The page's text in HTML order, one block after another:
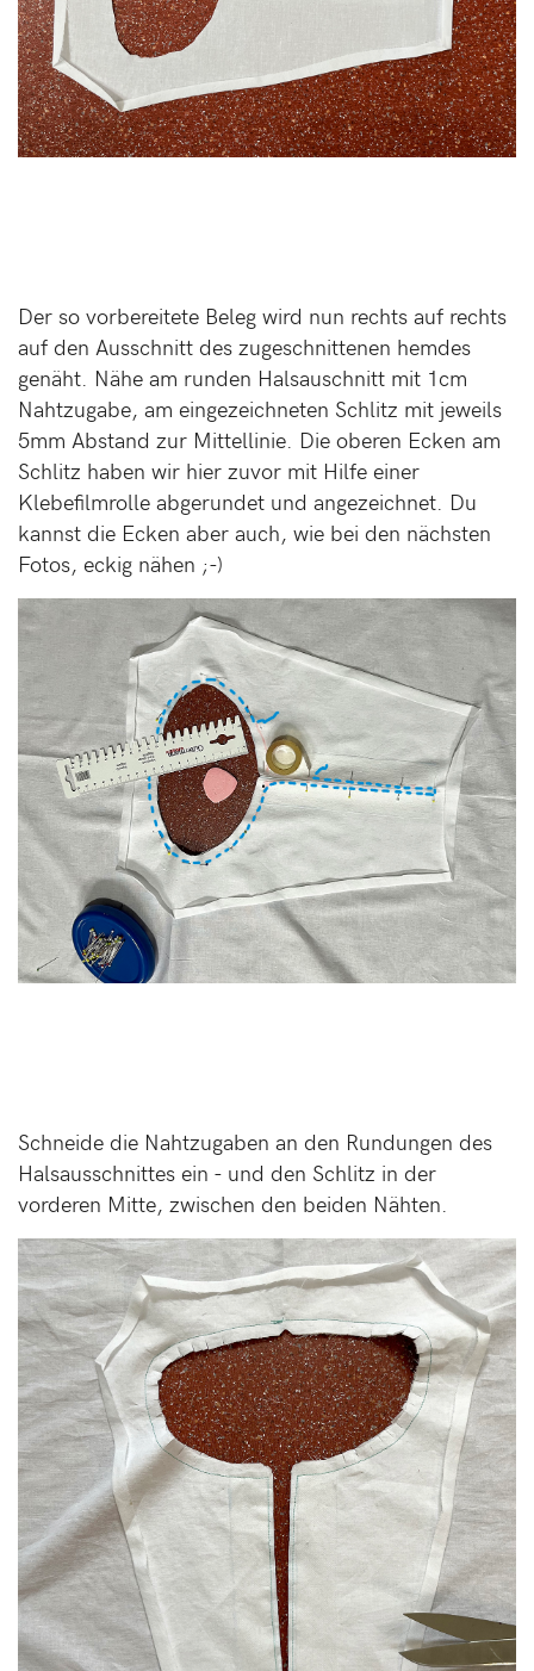
Der so vorbereitete Beleg wird nun rechts auf rechts
auf den Ausschnitt des zugeschnittenen hemdes
genäht. Nähe am runden Halsauschnitt mit 1cm
Nahtzugabe, am eingezeichneten Schlitz mit jeweils
5mm Abstand zur Mittellinie. Die oberen Ecken am
Schlitz haben wir hier zuvor mit Hilfe einer
Klebefilmrolle abgerundet und angezeichnet. Du
kannst die Ecken aber auch, wie bei den nächsten
Fotos, eckig nähen ;-)
Schneide die Nahtzugaben an den Rundungen des
Halsausschnittes ein - und den Schlitz in der
vorderen Mitte, zwischen den beiden Nähten.